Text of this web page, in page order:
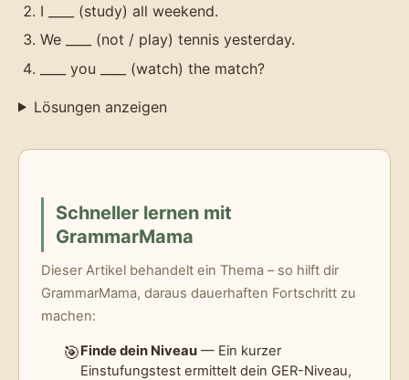
I ____ (study) all weekend.
We ____ (not / play) tennis yesterday.
____ you ____ (watch) the match?
Lösungen anzeigen
Schneller lernen mit
GrammarMama
Dieser Artikel behandelt ein Thema – so hilft dir
GrammarMama, daraus dauerhaften Fortschritt zu
machen:
🎯Finde dein Niveau — Ein kurzer
Einstufungstest ermittelt dein GER-Niveau,